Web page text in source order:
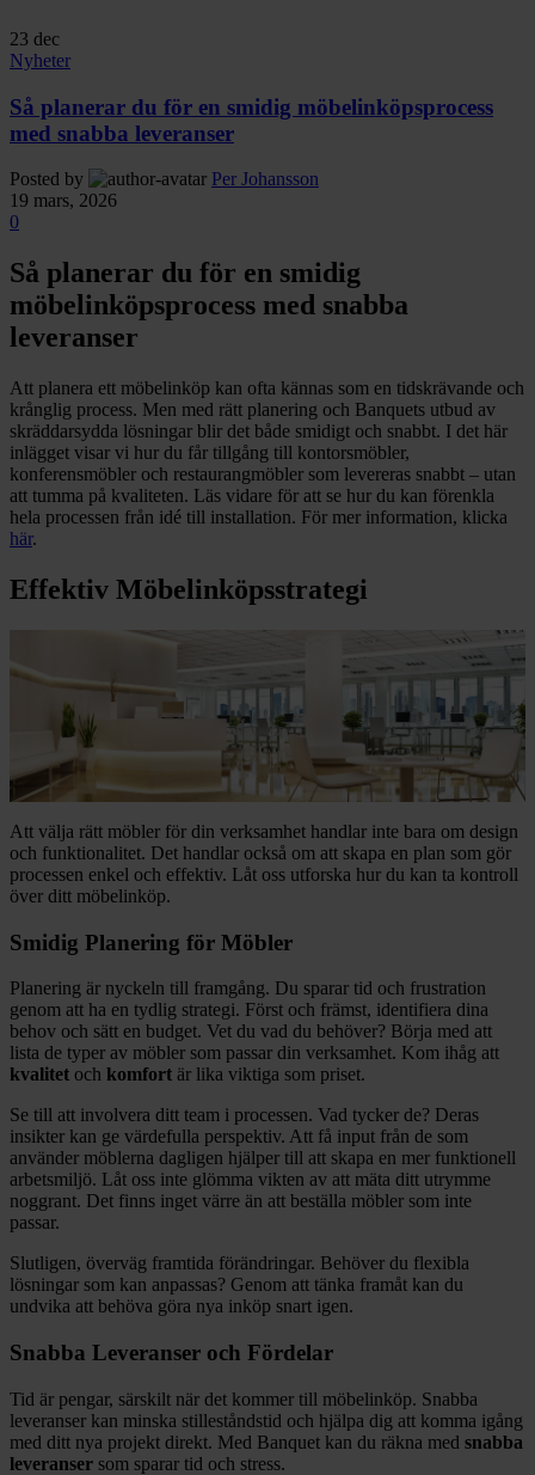
23 dec
Nyheter
Så planerar du för en smidig möbelinköpsprocess
med snabba leveranser
Posted by
Per Johansson
19 mars, 2026
0
Så planerar du för en smidig
möbelinköpsprocess med snabba
leveranser
Att planera ett möbelinköp kan ofta kännas som en tidskrävande och
krånglig process. Men med rätt planering och Banquets utbud av
skräddarsydda lösningar blir det både smidigt och snabbt. I det här
inlägget visar vi hur du får tillgång till kontorsmöbler,
konferensmöbler och restaurangmöbler som levereras snabbt – utan
att tumma på kvaliteten. Läs vidare för att se hur du kan förenkla
hela processen från idé till installation. För mer information, klicka
här.
Effektiv Möbelinköpsstrategi
Att välja rätt möbler för din verksamhet handlar inte bara om design
och funktionalitet. Det handlar också om att skapa en plan som gör
processen enkel och effektiv. Låt oss utforska hur du kan ta kontroll
över ditt möbelinköp.
Smidig Planering för Möbler
Planering är nyckeln till framgång. Du sparar tid och frustration
genom att ha en tydlig strategi. Först och främst, identifiera dina
behov och sätt en budget. Vet du vad du behöver? Börja med att
lista de typer av möbler som passar din verksamhet. Kom ihåg att
kvalitet och komfort är lika viktiga som priset.
Se till att involvera ditt team i processen. Vad tycker de? Deras
insikter kan ge värdefulla perspektiv. Att få input från de som
använder möblerna dagligen hjälper till att skapa en mer funktionell
arbetsmiljö. Låt oss inte glömma vikten av att mäta ditt utrymme
noggrant. Det finns inget värre än att beställa möbler som inte
passar.
Slutligen, överväg framtida förändringar. Behöver du flexibla
lösningar som kan anpassas? Genom att tänka framåt kan du
undvika att behöva göra nya inköp snart igen.
Snabba Leveranser och Fördelar
Tid är pengar, särskilt när det kommer till möbelinköp. Snabba
leveranser kan minska stilleståndstid och hjälpa dig att komma igång
med ditt nya projekt direkt. Med Banquet kan du räkna med snabba
leveranser som sparar tid och stress.